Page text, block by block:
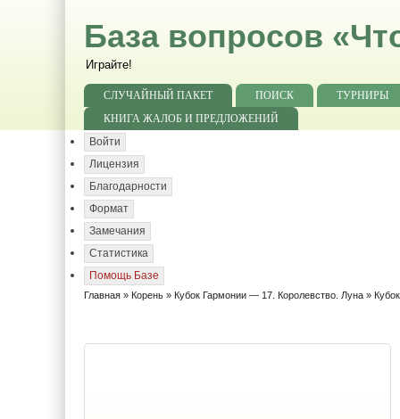
База вопросов
Играйте!
СЛУЧАЙНЫЙ ПАКЕТ ПОИСК
ТУРНИРЫ
КНИГА ЖАЛОБ И ПРЕДЛОЖЕНИЙ
Войти
Лицензия
Благодарности
Формат
Замечания
Статистика
Помощь Базе
Главная » Корень » Кубок Гармонии — 17. Королевство. Луна »